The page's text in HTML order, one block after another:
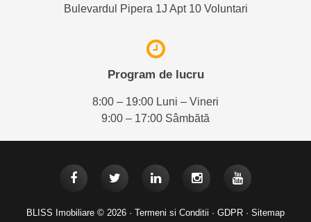
Bulevardul Pipera 1J Apt 10 Voluntari
Program de lucru
8:00 – 19:00 Luni – Vineri
9:00 – 17:00 Sâmbătă
BLISS Imobiliare © 2026 · Termeni si Conditii · GDPR · Sitemap